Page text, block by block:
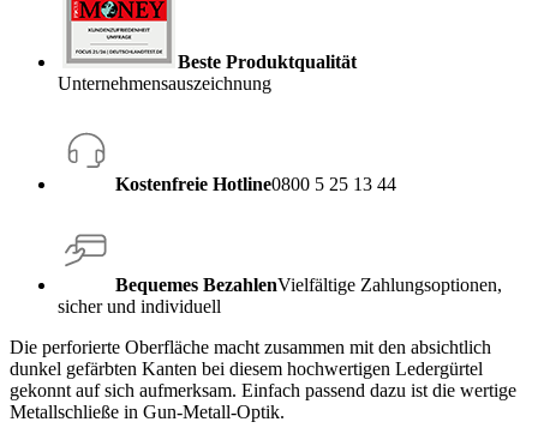
Beste Produktqualität
Unternehmensauszeichnung
Kostenfreie Hotline0800 5 25 13 44
Bequemes BezahlenVielfältige Zahlungsoptionen,
sicher und individuell
Die perforierte Oberfläche macht zusammen mit den absichtlich
dunkel gefärbten Kanten bei diesem hochwertigen Ledergürtel
gekonnt auf sich aufmerksam. Einfach passend dazu ist die wertige
Metallschließe in Gun-Metall-Optik.